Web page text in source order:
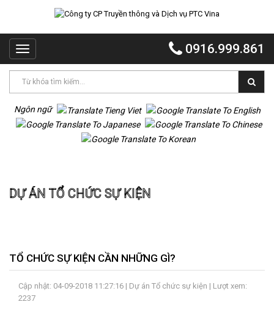
Toggle
navigation
0916.999.861
PTC
PTC
EVENT
PTC
VOI
DỰ
ÁN
LIÊN
HỆ
Ngôn ngữ
DỰ ÁN TỔ CHỨC SỰ KIỆN
TỔ CHỨC SỰ KIỆN CẦN NHỮNG GÌ?
Cập nhật: 04-09-2018 11:27:16 | Dự án Tổ chức sự kiện | Lượt xem:
2237